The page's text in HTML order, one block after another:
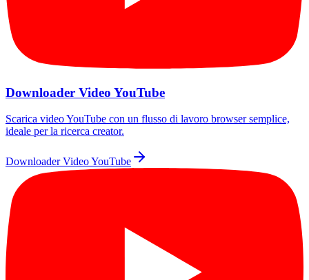
Downloader Video YouTube
Scarica video YouTube con un flusso di lavoro browser semplice,
ideale per la ricerca creator.
Downloader Video YouTube